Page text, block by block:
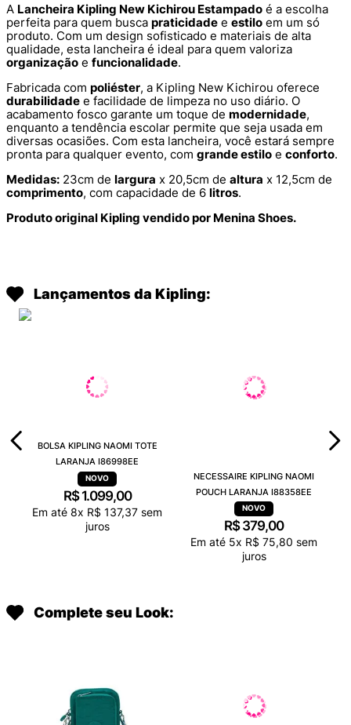
A Lancheira Kipling New Kichirou Estampado é a escolha
perfeita para quem busca praticidade e estilo em um só
produto. Com um design sofisticado e materiais de alta
qualidade, esta lancheira é ideal para quem valoriza
organização e funcionalidade.
Fabricada com poliéster, a Kipling New Kichirou oferece
durabilidade e facilidade de limpeza no uso diário. O
acabamento fosco garante um toque de modernidade,
enquanto a tendência escolar permite que seja usada em
diversas ocasiões. Com esta lancheira, você estará sempre
pronta para qualquer evento, com grande estilo e conforto.
Medidas: 23cm de largura x 20,5cm de altura x 12,5cm de
comprimento, com capacidade de 6 litros.
Produto original Kipling vendido por Menina Shoes.
Lançamentos da Kipling:
BOLSA KIPLING NAOMI TOTE
LARANJA I86998EE
R$ 1.099,00
Em até 8x R$ 137,37 sem
juros
NECESSAIRE KIPLING NAOMI
POUCH LARANJA I88358EE
R$ 379,00
Em até 5x R$ 75,80 sem
juros
Complete seu Look: